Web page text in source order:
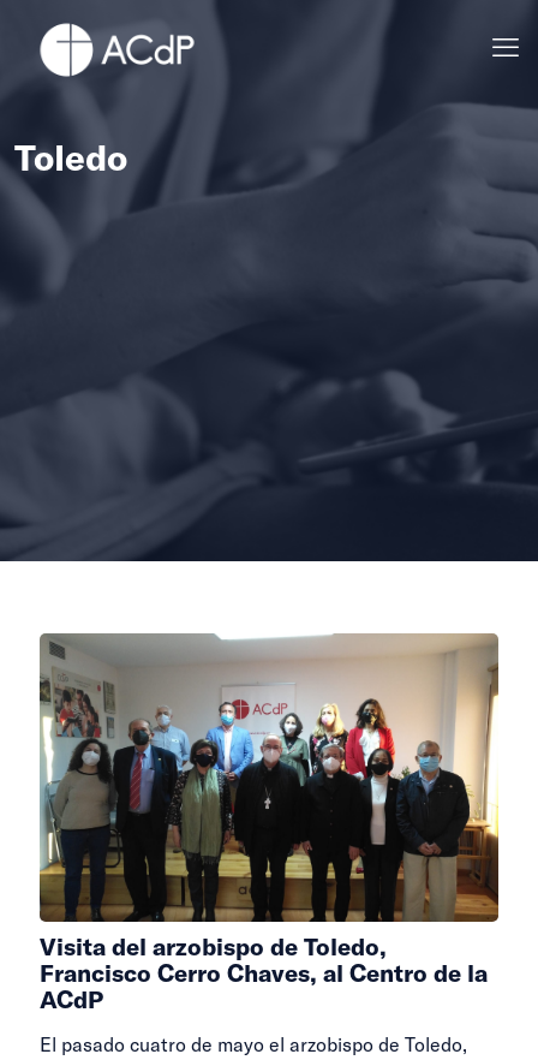
Toledo
Visita del arzobispo de Toledo,
Francisco Cerro Chaves, al Centro de la
ACdP
El pasado cuatro de mayo el arzobispo de Toledo,